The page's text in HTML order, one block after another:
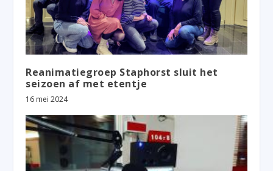
Reanimatiegroep Staphorst sluit het
seizoen af met etentje
16 mei 2024